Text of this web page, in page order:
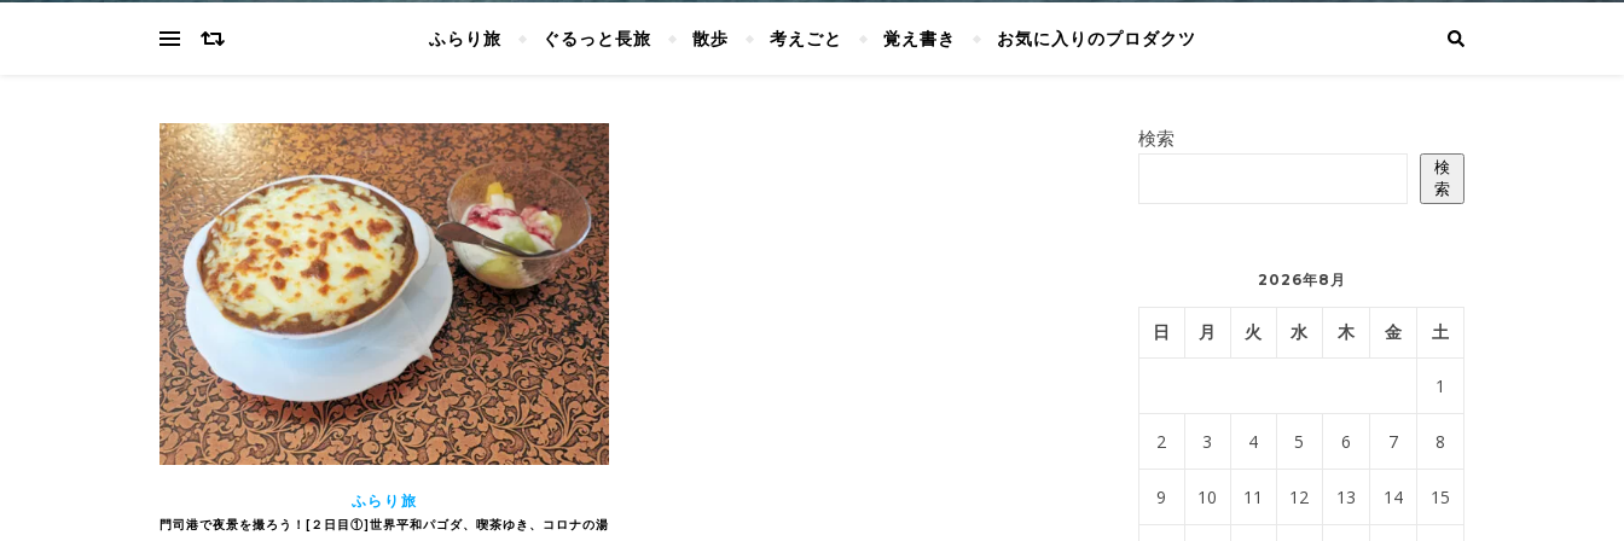
ふらり旅 ぐるっと長旅 散歩 考えごと 覚え書き お気に入りのプロダクツ
ふらり旅
門司港で夜景を撮ろう！[２日目①]世界平和パゴダ、喫茶ゆき、コロナの湯
検索
検
索
2026年8月
日 月 火 水 木 金 土
1
2 3 4 5 6 7 8
9 10 11 12 13 14 15